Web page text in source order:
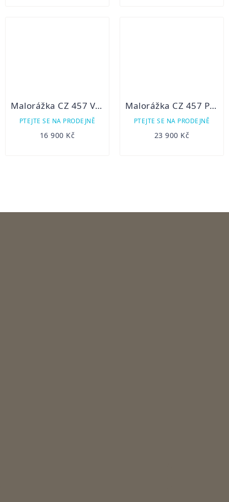
Malorážka CZ 457 Varmint 22LR
PTEJTE SE NA PRODEJNĚ
16 900 Kč
Malorážka CZ 457 PREMIUM
PTEJTE SE NA PRODEJNĚ
23 900 Kč